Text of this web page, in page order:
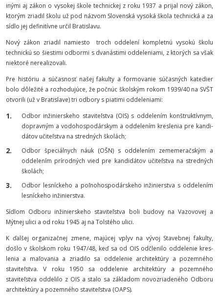
inými aj zá­kon o vy­so­kej škole technickej z roku 1937 a prijal nový zákon,
ktorým zriadil školu už pod názvom Slovenská vysoká škola technická a za
sídlo jej definitívne určil Bratislavu.
Nový zákon zriadil namiesto troch oddelení kompletnú vysokú školu
technic­kú so šies­timi odbormi s dvanástimi oddeleniami, z ktorých sa však
niektoré nerealizovali.
Pre históriu a súčasnosť našej fakulty a formovanie súčasných katedier
bolo dô­ležité a rozhodujúce, že počnúc škol­ským rokom 1939/40 na SVŠT
otvorili (už v Bratislave) tri odbory s piatimi oddeleniami:
Odbor inžinierskeho staviteľstva (OIS) s oddelením konštruktívnym,
dopravným a vo­do­hospo­dár­skym a oddelením kreslenia pre kandi­
dátov učiteľstva na stredných školách;
Odbor špeciálnych náuk (OŠN) s oddelením zememeračským a
oddelením prírodných vied pre kan­di­dátov učiteľstva na stredných
školách;
Odbor lesníckeho a poľnohospodárskeho in­žinierstva s oddelením
lesníckeho in­žinier­stva.
Sídlom Odboru inžinierskeho staviteľstva boli budovy na Vazovovej a
Mýtnej ulici a od roku 1945 aj na Tolstého ulici.
K ďalšej organizačnej zmene, majúcej vplyv na vývoj Stavebnej fakulty,
došlo v školskom roku 1947/48, keď sa od OIS odčlenilo od­delenie kres­
lenia a maľovania a zriadilo sa oddelenie architek­túry a pozemného
staviteľstva. V roku 1950 sa od­delenie architektúry a pozemného
staviteľstva od­delilo z OIS a stalo sa zá­kladom novozriadeného Odboru
architektú­ry a pozemného stavi­teľstva (OAPS).